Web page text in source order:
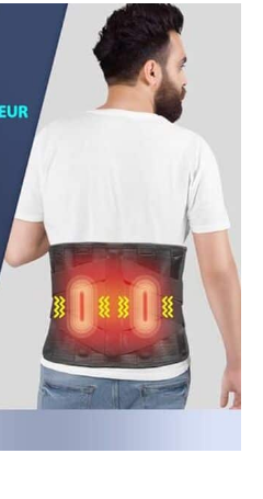
le bouton d'alimentation
pour allumer et éteindre la
machine, appuyez
brièvement pour changer
le niveau de chauffage et
éteindre le chauffage.
Appuyez brièvement sur le
bouton M pour changer le
mode de massage et
désactiver le massage.
Choisissez la bonne taille :
Disponible en trois tailles,
M, L et XL, qui
conviennent aux
circonférences du bas du
dos de 79/100 cm, 100/119
cm et 119/145 cm. Veuillez
mesurer le tour de taille au